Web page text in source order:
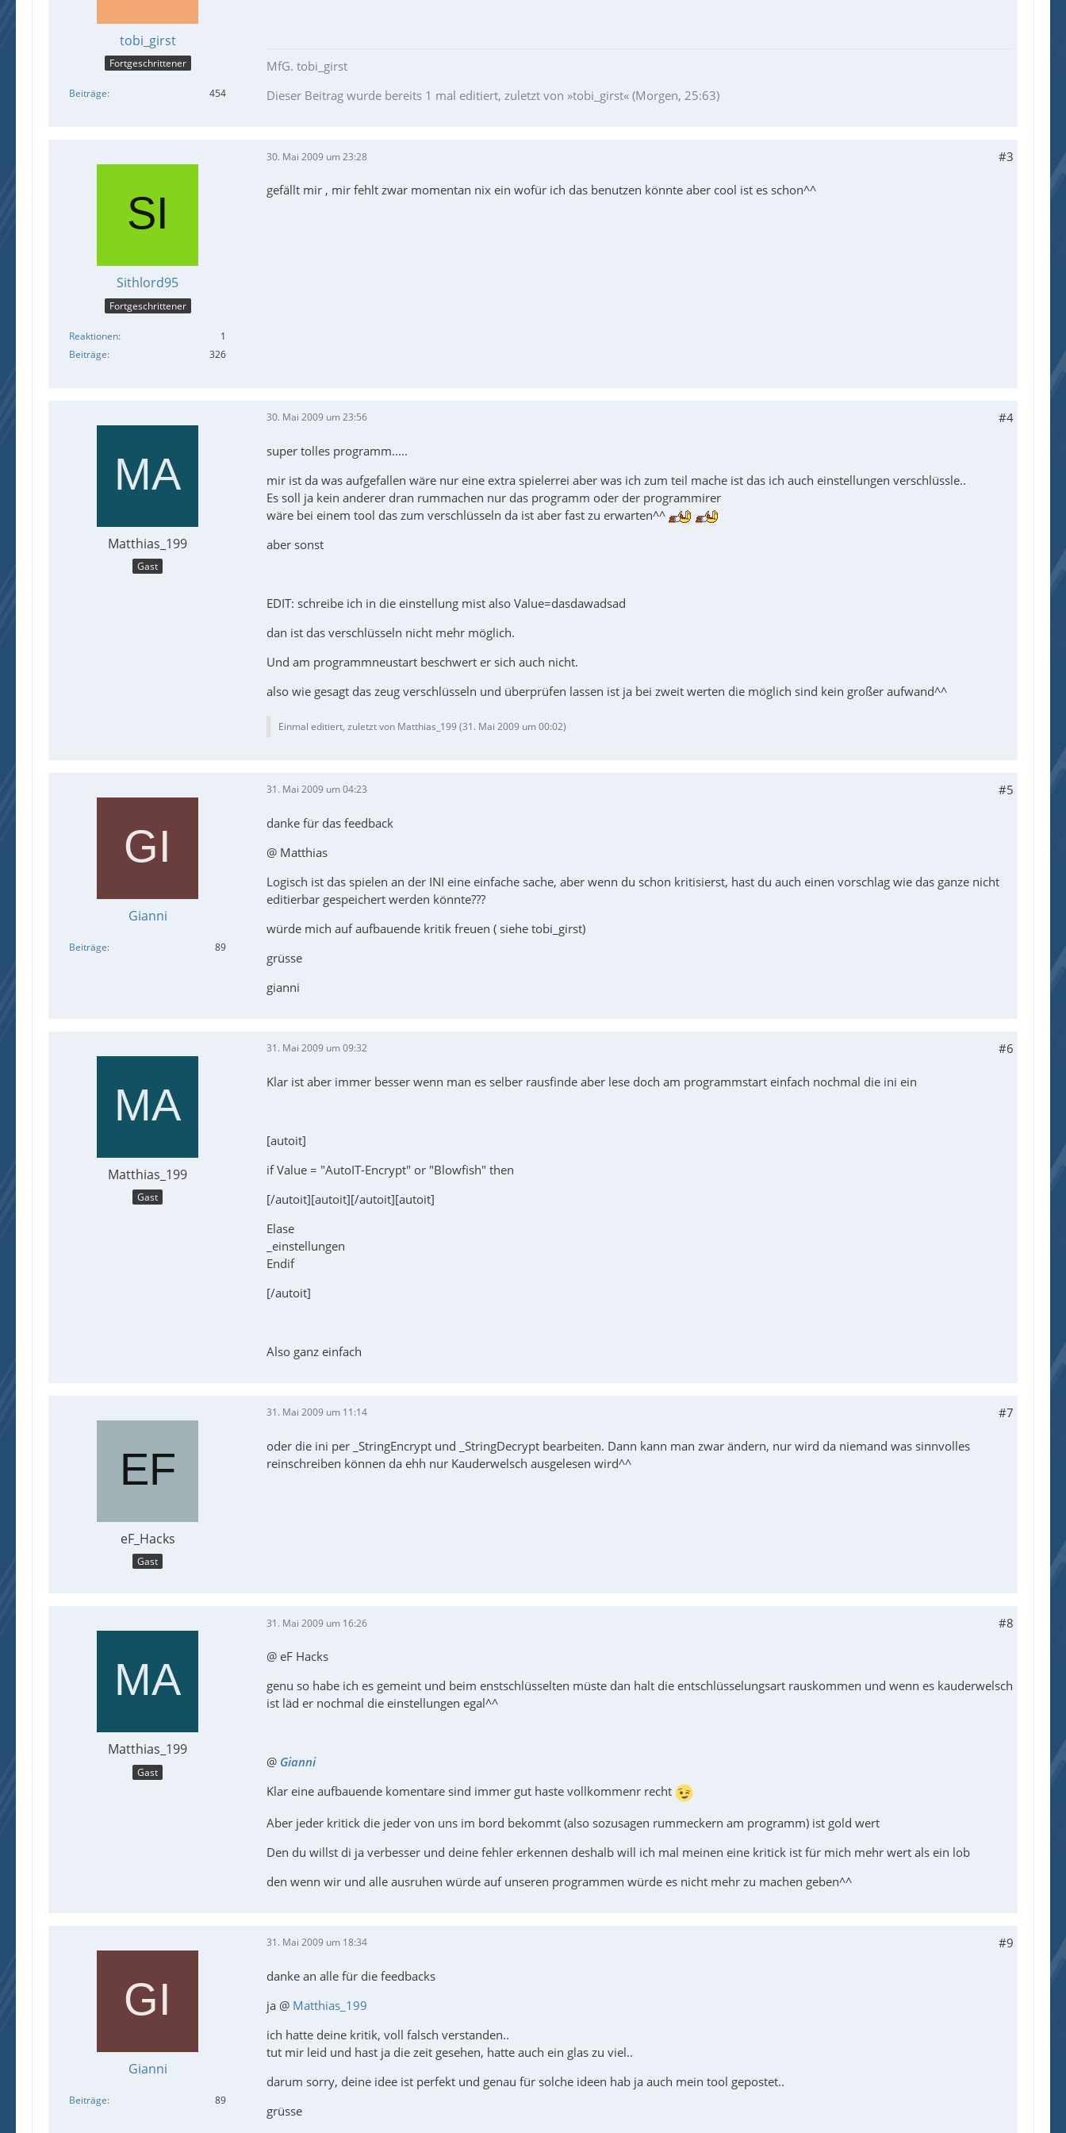
tobi_girst
Fortgeschrittener
Beiträge 454
MfG. tobi_girst
Dieser Beitrag wurde bereits 1 mal editiert, zuletzt von »tobi_girst« (Morgen, 25:63)
Sithlord95
Fortgeschrittener
Reaktionen
1
Beiträge
326
30. Mai 2009 um 23:28 #3
gefällt mir , mir fehlt zwar momentan nix ein wofür ich das benutzen könnte aber cool ist es schon^^
Matthias_199
Gast
30. Mai 2009 um 23:56 #4
super tolles programm.....
mir ist da was aufgefallen wäre nur eine extra spielerrei aber was ich zum teil mache ist das ich auch einstellungen verschlüssle..
Es soll ja kein anderer dran rummachen nur das programm oder der programmirer
wäre bei einem tool das zum verschlüsseln da ist aber fast zu erwarten^^
aber sonst
EDIT: schreibe ich in die einstellung mist also Value=dasdawadsad
dan ist das verschlüsseln nicht mehr möglich.
Und am programmneustart beschwert er sich auch nicht.
also wie gesagt das zeug verschlüsseln und überprüfen lassen ist ja bei zweit werten die möglich sind kein großer aufwand^^
Einmal editiert, zuletzt von Matthias_199 (31. Mai 2009 um 00:02)
Gianni
Beiträge 89
31. Mai 2009 um 04:23 #5
danke für das feedback
@ Matthias
Logisch ist das spielen an der INI eine einfache sache, aber wenn du schon kritisierst, hast du auch einen vorschlag wie das ganze nicht
editierbar gespeichert werden könnte???
würde mich auf aufbauende kritik freuen ( siehe tobi_girst)
grüsse
gianni
Matthias_199
Gast
31. Mai 2009 um 09:32 #6
Klar ist aber immer besser wenn man es selber rausfinde aber lese doch am programmstart einfach nochmal die ini ein
[autoit]
if Value = "AutoIT-Encrypt" or "Blowfish" then
[/autoit][autoit][/autoit][autoit]
Elase
_einstellungen
Endif
[/autoit]
Also ganz einfach
eF_Hacks
Gast
31. Mai 2009 um 11:14 #7
oder die ini per _StringEncrypt und _StringDecrypt bearbeiten. Dann kann man zwar ändern, nur wird da niemand was sinnvolles
reinschreiben können da ehh nur Kauderwelsch ausgelesen wird^^
Matthias_199
Gast
31. Mai 2009 um 16:26 #8
@ eF Hacks
genu so habe ich es gemeint und beim enstschlüsselten müste dan halt die entschlüsselungsart rauskommen und wenn es kauderwelsch
ist läd er nochmal die einstellungen egal^^
@ Gianni
Klar eine aufbauende komentare sind immer gut haste vollkommenr recht
Aber jeder kritick die jeder von uns im bord bekommt (also sozusagen rummeckern am programm) ist gold wert
Den du willst di ja verbesser und deine fehler erkennen deshalb will ich mal meinen eine kritick ist für mich mehr wert als ein lob
den wenn wir und alle ausruhen würde auf unseren programmen würde es nicht mehr zu machen geben^^
Gianni
Beiträge 89
31. Mai 2009 um 18:34 #9
danke an alle für die feedbacks
ja @ Matthias_199
ich hatte deine kritik, voll falsch verstanden..
tut mir leid und hast ja die zeit gesehen, hatte auch ein glas zu viel..
darum sorry, deine idee ist perfekt und genau für solche ideen hab ja auch mein tool gepostet..
grüsse